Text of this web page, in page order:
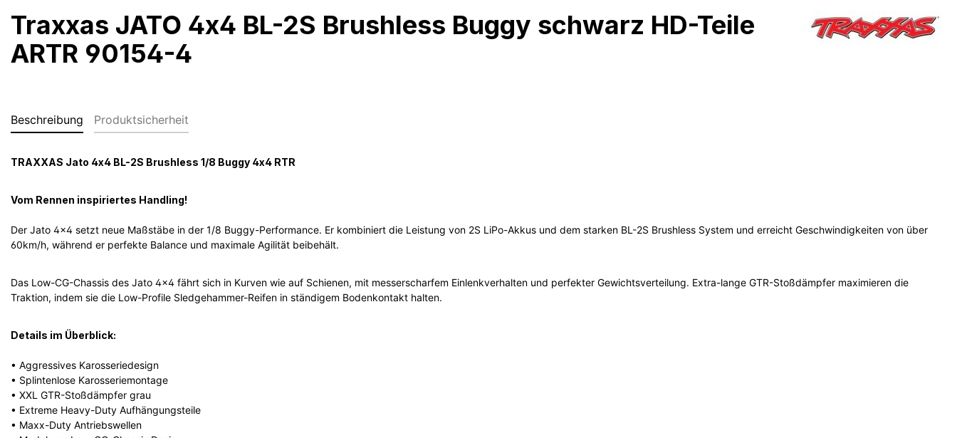
Traxxas JATO 4x4 BL-2S Brushless Buggy schwarz HD-Teile
ARTR 90154-4
Beschreibung Produktsicherheit
TRAXXAS Jato 4x4 BL-2S Brushless 1/8 Buggy 4x4 RTR
Vom Rennen inspiriertes Handling!
Der Jato 4x4 setzt neue Maßstäbe in der 1/8 Buggy-Performance. Er kombiniert die Leistung von 2S LiPo-Akkus und dem starken BL-2S Brushless System und erreicht Geschwindigkeiten von über
60km/h, während er perfekte Balance und maximale Agilität beibehält.
Das Low-CG-Chassis des Jato 4x4 fährt sich in Kurven wie auf Schienen, mit messerscharfem Einlenkverhalten und perfekter Gewichtsverteilung. Extra-lange GTR-Stoßdämpfer maximieren die
Traktion, indem sie die Low-Profile Sledgehammer-Reifen in ständigem Bodenkontakt halten.
Details im Überblick:
• Aggressives Karosseriedesign
• Splintenlose Karosseriemontage
• XXL GTR-Stoßdämpfer grau
• Extreme Heavy-Duty Aufhängungsteile
• Maxx-Duty Antriebswellen